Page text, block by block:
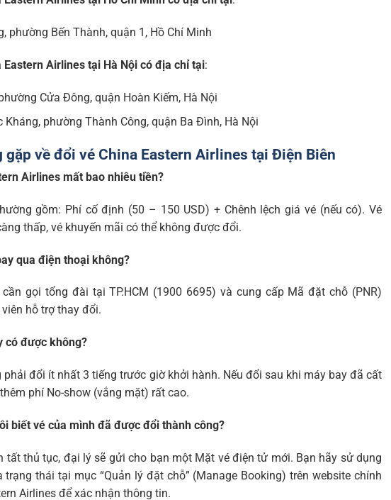
phường Bến Thành, quận 1, Hồ Chí Minh
Eastern Airlines tại Hà Nội có địa chỉ tại:
Cửa Đông, quận Hoàn Kiếm, Hà Nội
phường Thành Công, quận Ba Đình, Hà Nội
gặp về đổi vé China Eastern Airlines tại Điện Biên
Airlines mất bao nhiêu tiền?
gồm: Phí cố định (50 – 150 USD) + Chênh lệch giá vé (nếu có). Vé
thấp, vé khuyến mãi có thể không được đổi.
qua điện thoại không?
gọi tổng đài tại TP.HCM (1900 6695) và cung cấp Mã đặt chỗ (PNR)
hỗ trợ thay đổi.
có được không?
đổi ít nhất 3 tiếng trước giờ khởi hành. Nếu đổi sau khi máy bay đã cất
phí No-show (vắng mặt) rất cao.
biết vé của mình đã được đổi thành công?
tất thủ tục, đại lý sẽ gửi cho bạn một Mặt vé điện tử mới. Bạn hãy sử dụng
trạng thái tại mục “Quản lý đặt chỗ” (Manage Booking) trên website chính
Airlines để xác nhận thông tin.